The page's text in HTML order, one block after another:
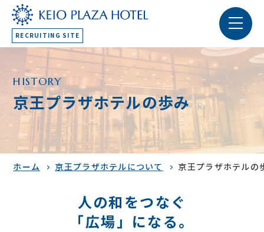
RECRUITING SITE
HISTORY
京王プラザホテルの歩み
ホーム 京王プラザホテルについて 京王プラザホテルの
人の和をつなぐ
「広場」になる。